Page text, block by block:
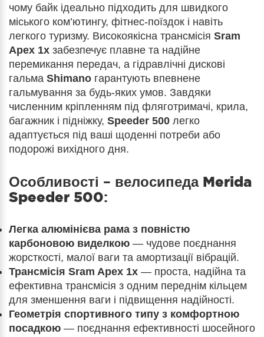
чому байк ідеально підходить для швидкого
міського ком’ютингу, фітнес-поїздок і навіть
легкого туризму. Високоякісна трансмісія Sram
Apex 1x забезпечує плавне та надійне
перемикання передач, а гідравлічні дискові
гальма Shimano гарантують впевнене
гальмування за будь-яких умов. Завдяки
численним кріпленням під фляготримачі, крила,
багажник і підніжку, Speeder 500 легко
адаптується під ваші щоденні потреби або
подорожі вихідного дня.
Особливості – велосипеда Merida
Speeder 500:
Легка алюмінієва рама з повністю
карбоновою виделкою — чудове поєднання
жорсткості, малої ваги та амортизації вібрацій.
Трансмісія Sram Apex 1x — проста, надійна та
ефективна трансмісія з одним переднім кільцем
для зменшення ваги і підвищення надійності.
Геометрія спортивного типу з комфортною
посадкою — поєднання ефективності шосейного